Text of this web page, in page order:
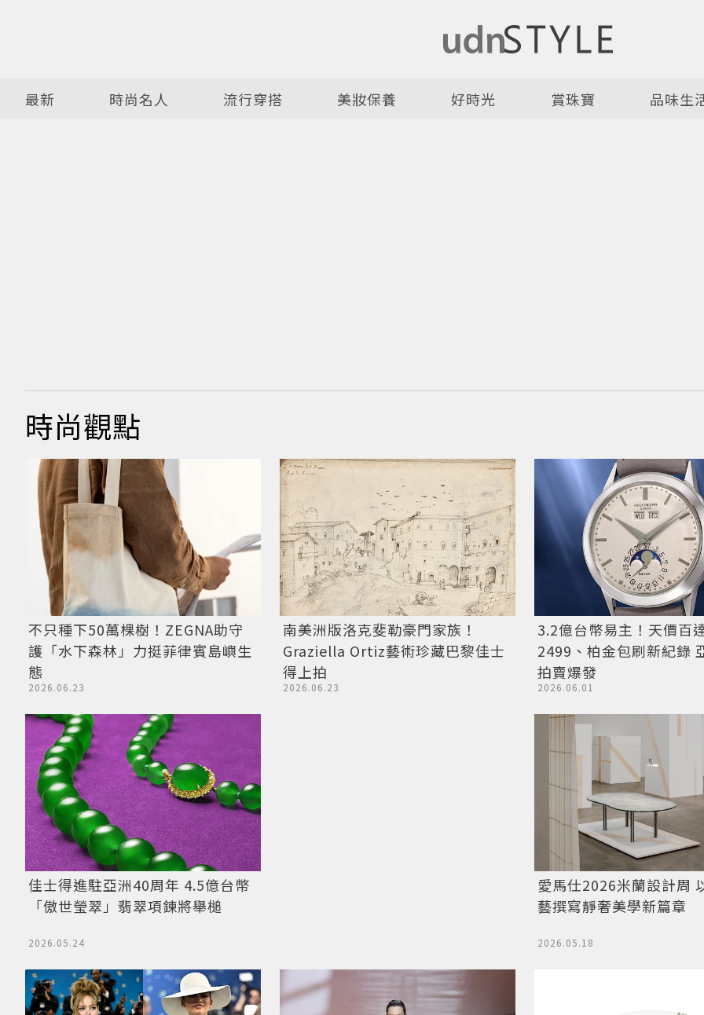
最新 時尚名人 流行穿搭 美妝保養 好時光 賞珠寶 品味生
時尚觀點
不只種下50萬棵樹！ZEGNA助守
護「水下森林」力挺菲律賓島嶼生
態
2026.06.23
南美洲版洛克斐勒豪門家族！
Graziella Ortiz藝術珍藏巴黎佳士
得上拍
2026.06.23
3.2億台幣易主！天價百
2499、柏金包刷新紀錄
拍賣爆發
2026.06.01
佳士得進駐亞洲40周年 4.5億台幣
「傲世瑩翠」翡翠項鍊將舉槌
2026.05.24
愛馬仕2026米蘭設計周
藝撰寫靜奢美學新篇章
2026.05.18